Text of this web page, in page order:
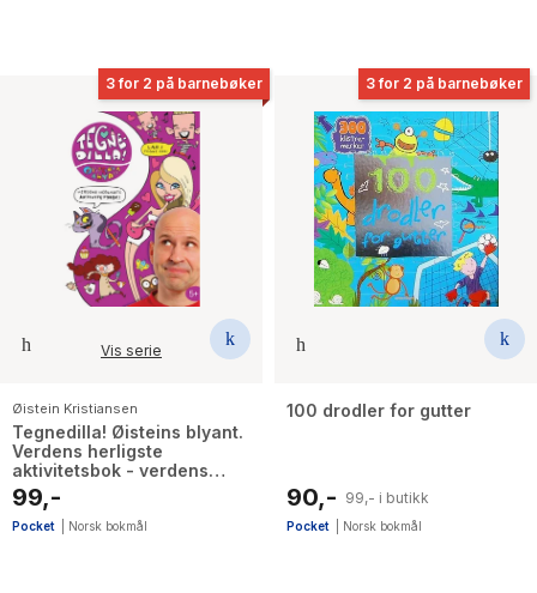
3 for 2 på barnebøker
Vis serie
Øistein Kristiansen
Tegnedilla! Øisteins blyant.
Verdens herligste
aktivitetsbok - verdens
herligste aktivitetsbok
99,-
Pocket Norsk bokmål
3 for 2 på barnebøker
100 drodler for gutter
90,- 99,- i butikk
Pocket Norsk bokmål